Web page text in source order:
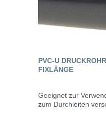
PVC-U
FIXLÄNGE
Geeignet zur
zum Durchleiten